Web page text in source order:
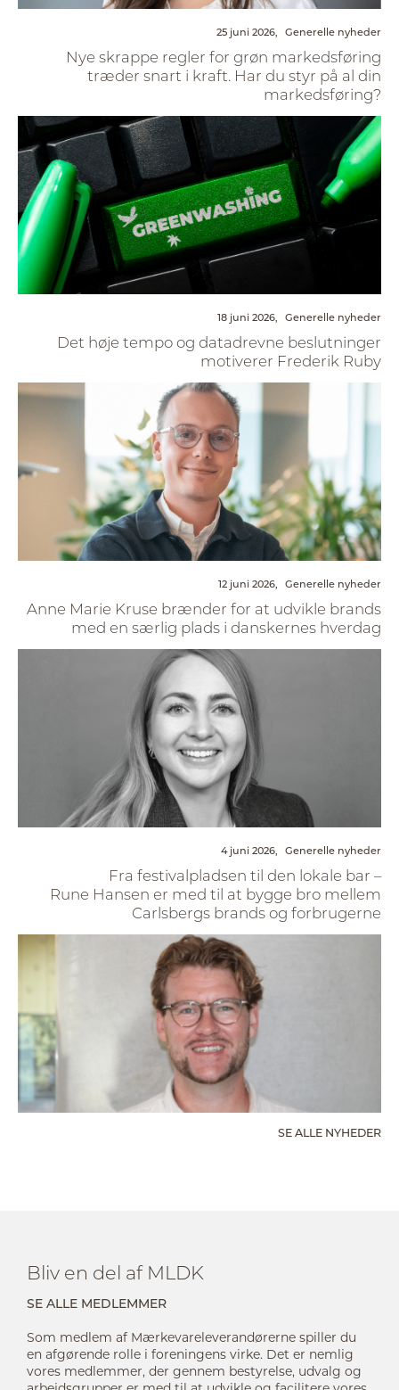
25 juni 2026, Generelle nyheder
Nye skrappe regler for grøn markedsføring
træder snart i kraft. Har du styr på al din
markedsføring?
18 juni 2026, Generelle nyheder
Det høje tempo og datadrevne beslutninger
motiverer Frederik Ruby
12 juni 2026, Generelle nyheder
Anne Marie Kruse brænder for at udvikle brands
med en særlig plads i danskernes hverdag
4 juni 2026, Generelle nyheder
Fra festivalpladsen til den lokale bar –
Rune Hansen er med til at bygge bro mellem
Carlsbergs brands og forbrugerne
SE ALLE NYHEDER
Bliv en del af MLDK
SE ALLE MEDLEMMER
Som medlem af Mærkevareleverandørerne spiller du
en afgørende rolle i foreningens virke. Det er nemlig
vores medlemmer, der gennem bestyrelse, udvalg og